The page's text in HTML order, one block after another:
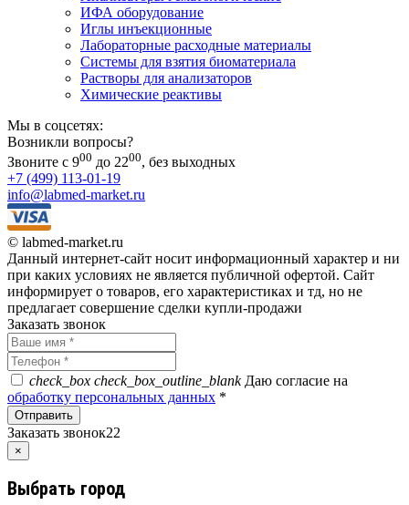
ИФА оборудование
Иглы инъекционные
Лабораторные расходные материалы
Системы для взятия биоматериала
Растворы для анализаторов
Химические реактивы
Мы в соцсетях:
Возникли вопросы?
Звоните с 900 до 2200, без выходных
+7 (499) 113-01-19
info@labmed-market.ru
© labmed-market.ru
Данный интернет-сайт носит информационный характер и ни
при каких условиях не является публичной офертой. Сайт
информирует о товаров, его характеристиках и тд, но не
предлагает совершение сделки купли-продажи
Заказать звонок
check_box check_box_outline_blankДаю согласие на
обработку персональных данных *
Заказать звонок22
×
Выбрать город